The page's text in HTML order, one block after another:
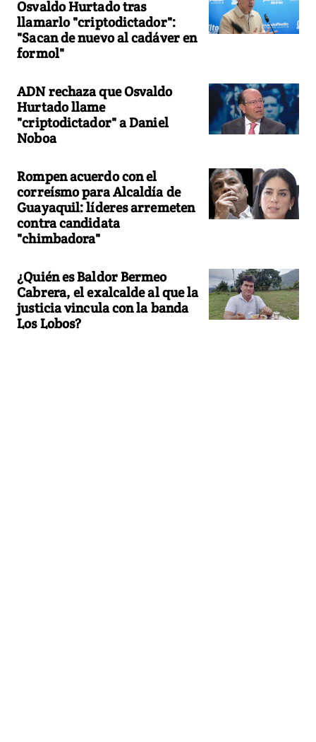
Osvaldo Hurtado tras
llamarlo "criptodictador":
"Sacan de nuevo al cadáver en
formol"
ADN rechaza que Osvaldo
Hurtado llame
"criptodictador" a Daniel
Noboa
Rompen acuerdo con el
correísmo para Alcaldía de
Guayaquil: líderes arremeten
contra candidata
"chimbadora"
¿Quién es Baldor Bermeo
Cabrera, el exalcalde al que la
justicia vincula con la banda
Los Lobos?